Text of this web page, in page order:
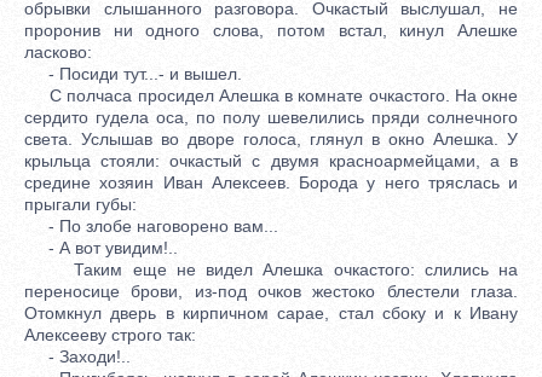
обрывки слышанного разговора. Очкастый выслушал, не
проронив ни одного слова, потом встал, кинул Алешке
ласково:
- Посиди тут...- и вышел.
С полчаса просидел Алешка в комнате очкастого. На окне
сердито гудела оса, по полу шевелились пряди солнечного
света. Услышав во дворе голоса, глянул в окно Алешка. У
крыльца стояли: очкастый с двумя красноармейцами, а в
средине хозяин Иван Алексеев. Борода у него тряслась и
прыгали губы:
- По злобе наговорено вам...
- А вот увидим!..
Таким еще не видел Алешка очкастого: слились на
переносице брови, из-под очков жестоко блестели глаза.
Отомкнул дверь в кирпичном сарае, стал сбоку и к Ивану
Алексееву строго так:
- Заходи!..